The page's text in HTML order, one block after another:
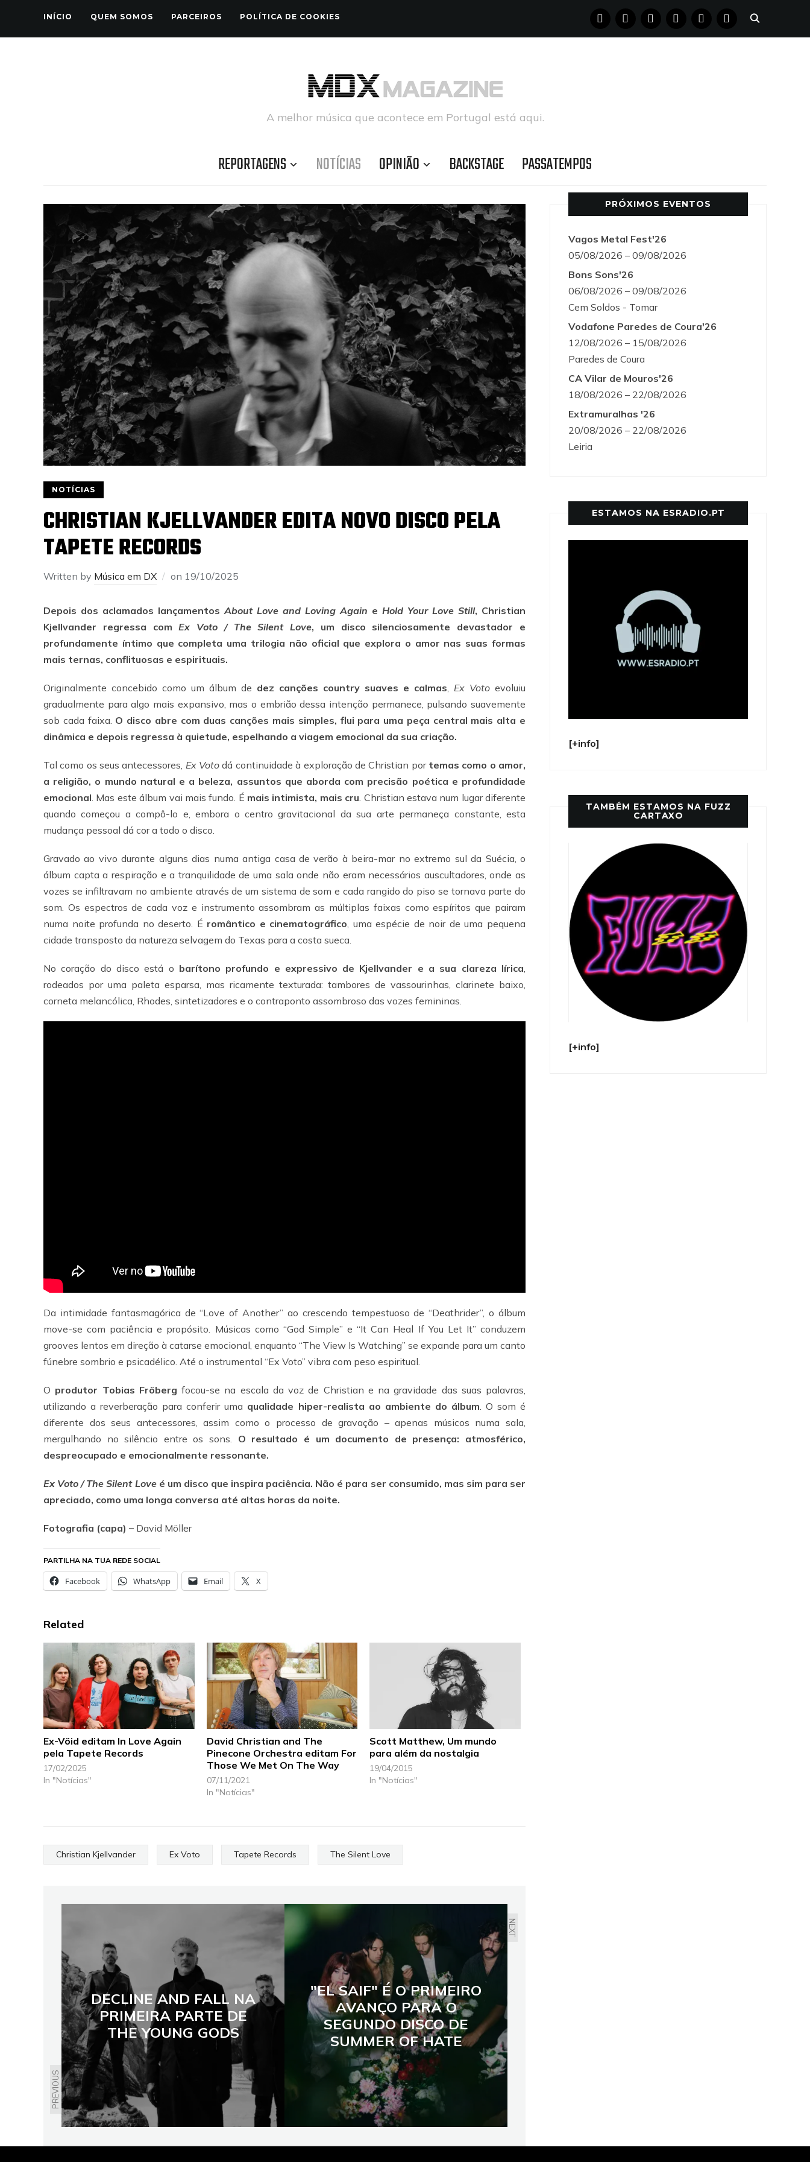
INÍCIO QUEM SOMOS PARCEIROS POLÍTICA DE COOKIES FACEBOOKINSTAGRAM
YOUTUBE PINTERESTTUMBLR
A melhor música que acontece em Portugal está aqui.
REPORTAGENS NOTÍCIAS OPINIÃO BACKSTAGE PASSATEMPOS
NOTÍCIAS
CHRISTIAN KJELLVANDER EDITA NOVO DISCO PELA
TAPETE RECORDS
Written by Música em DX on 19/10/2025
Depois dos aclamados lançamentos About Love and Loving Again e Hold Your Love Still, Christian
Kjellvander regressa comEx Voto / The Silent Love, um disco silenciosamente devastador e
profundamente íntimo que completa uma trilogia não oficial que explora o amor nas suas formas
mais ternas, conflituosas e espirituais.
Originalmente concebido como um álbum de dez canções country suaves e calmas Ex Voto evoluiu
gradualmente para algo mais expansivo, mas o embrião dessa intenção permanece, pulsando suavemente
sob cada faixa. O disco abre com duas canções mais simples, flui para uma peça central mais alta e
dinâmica e depois regressa à quietude, espelhando a viagem emocional da sua criação.
Tal como os seus antecessores, Ex Voto dá continuidade à exploração de Christian por temas como o amor,
a religião, o mundo natural e a beleza, assuntos que aborda com precisão poética e profundidade
emocional . Mas este álbum vai mais fundo. É mais intimista, mais cru . Christian estava num lugar diferente
quando começou a compô-lo e, embora o centro gravitacional da sua arte permaneça constante, esta
mudança pessoal dá cor a todo o disco.
Gravado ao vivo durante alguns dias numa antiga casa de verão à beira-mar no extremo sul da Suécia, o
álbum capta a respiração e a tranquilidade de uma sala onde não eram necessários auscultadores, onde as
vozes se infiltravam no ambiente através de um sistema de som e cada rangido do piso se tornava parte do
som. Os espectros de cada voz e instrumento assombram as múltiplas faixas como espíritos que pairam
numa noite profunda no deserto. É romântico e cinematográfico , uma espécie de noir de uma pequena
cidade transposto da natureza selvagem do Texas para a costa sueca.
No coração do disco está o barítono profundo e expressivo de Kjellvander e a sua clareza lírica
rodeados por uma paleta esparsa, mas ricamente texturada: tambores de vassourinhas, clarinete baixo,
corneta melancólica, Rhodes, sintetizadores e o contraponto assombroso das vozes femininas.
Da intimidade fantasmagórica de “Love of Another” ao crescendo tempestuoso de “Deathrider”, o álbum
move-se com paciência e propósito. Músicas como “God Simple” e “It Can Heal If You Let It” conduzem
grooves lentos em direção à catarse emocional, enquanto “The View Is Watching” se expande para um canto
fúnebre sombrio e psicadélico. Até o instrumental “Ex Voto” vibra com peso espiritual.
O produtor Tobias Fröberg focou-se na escala da voz de Christian e na gravidade das suas palavras,
utilizando a reverberação para conferir uma qualidade hiper-realista ao ambiente do álbum . O som é
diferente dos seus antecessores, assim como o processo de gravação – apenas músicos numa sala,
mergulhando no silêncio entre os sons. O resultado é um documento de presença: atmosférico,
despreocupado e emocionalmente ressonante.
Ex Voto / The Silent Loveé um disco que inspira paciência. Não é para ser consumido, mas sim para ser
apreciado, como uma longa conversa até altas horas da noite.
Fotografia (capa) – David Möller
PARTILHA NA TUA REDE SOCIAL
Facebook WhatsApp Email X
Related
Ex-Vöid editam In Love Again
pela Tapete Records
17/02/2025
In "Notícias"
David Christian and The
Pinecone Orchestra editam For
Those We Met On The Way
07/11/2021
In "Notícias"
Scott Matthew, Um mundo
para além da nostalgia
19/04/2015
In "Notícias"
Christian Kjellvander Ex Voto Tapete Records The Silent Love
PREVIOUS
DECLINE AND FALL NA
PRIMEIRA PARTE DE
THE YOUNG GODS
NEXT
"EL SAIF" É O PRIMEIRO
AVANÇO PARA O
SEGUNDO DISCO DE
SUMMER OF HATE
PRÓXIMOS EVENTOS
Vagos Metal Fest'26
05/08/2026 – 09/08/2026
Bons Sons'26
06/08/2026 – 09/08/2026
Cem Soldos - Tomar
Vodafone Paredes de Coura'26
12/08/2026 – 15/08/2026
Paredes de Coura
CA Vilar de Mouros'26
18/08/2026 – 22/08/2026
Extramuralhas '26
20/08/2026 – 22/08/2026
Leiria
ESTAMOS NA ESRADIO.PT
[+info]
TAMBÉM ESTAMOS NA FUZZ
CARTAXO
[+info]